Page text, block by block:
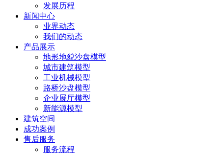
发展历程
新闻中心
业界动态
我们的动态
产品展示
地形地貌沙盘模型
城市建筑模型
工业机械模型
路桥沙盘模型
企业展厅模型
新能源模型
建筑空间
成功案例
售后服务
服务流程